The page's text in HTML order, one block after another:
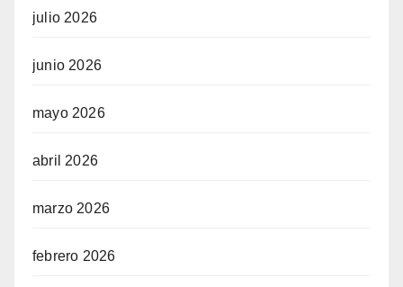
julio 2026
junio 2026
mayo 2026
abril 2026
marzo 2026
febrero 2026